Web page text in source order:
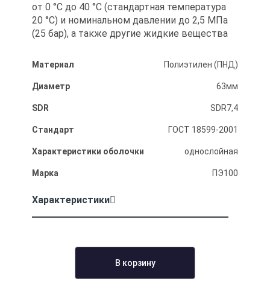
от 0 °С до 40 °С (стандартная температура
20 °С) и номинальном давлении до 2,5 МПа
(25 бар), а также другие жидкие вещества
Материал Полиэтилен (ПНД)
Диаметр 63мм
SDR SDR7,4
Стандарт ГОСТ 18599-2001
Характеристики оболочки однослойная
Марка ПЭ100
Характеристики
В корзину